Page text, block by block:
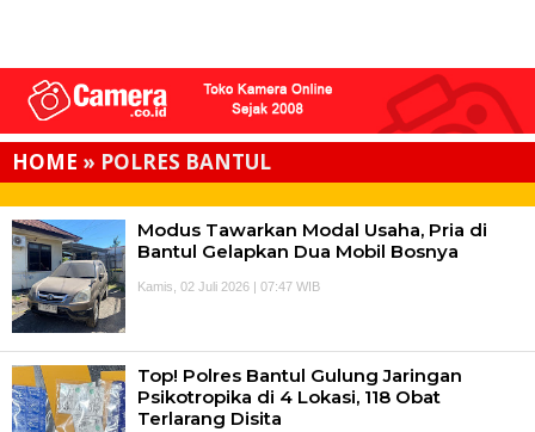
HOME » POLRES BANTUL
Modus Tawarkan Modal Usaha, Pria di
Bantul Gelapkan Dua Mobil Bosnya
Kamis, 02 Juli 2026 | 07:47 WIB
Top! Polres Bantul Gulung Jaringan
Psikotropika di 4 Lokasi, 118 Obat
Terlarang Disita